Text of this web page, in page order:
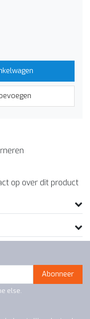
op over dit product
Abonneer
else.